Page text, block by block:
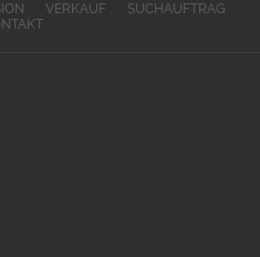
VERKAUF
SUCHAUFTRAG